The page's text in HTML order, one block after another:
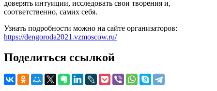
доверять интуиции, исследовать свои творения и,
соответственно, самих себя.
Узнать подробности можно на сайте организаторов:
https://dengoroda2021.vzmoscow.ru/
Поделиться ссылкой